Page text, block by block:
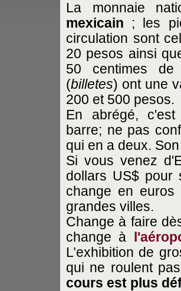
La monnaie
mexicain ; les
circulation sont
20 pesos ainsi
50 centimes
(billetes) ont une
200 et 500 pesos.
En abrégé,
barre; ne pas
qui en a deux.
Si vous venez
dollars US$
change en euros
grandes villes.
Change à faire
change à
L’exhibition de
qui ne roulent
cours est plus